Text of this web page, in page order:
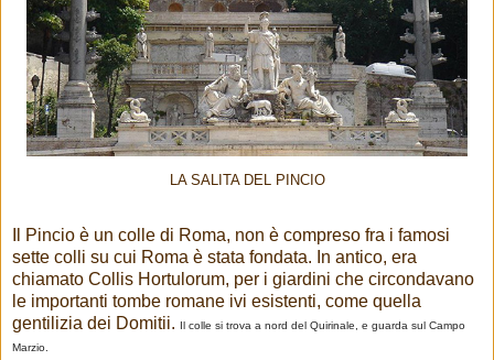
LA SALITA DEL PINCIO
Il Pincio è un colle di Roma, non è compreso fra i famosi
sette colli su cui Roma è stata fondata. In antico, era
chiamato Collis Hortulorum, per i giardini che circondavano
le importanti tombe romane ivi esistenti, come quella
gentilizia dei Domitii. Il colle si trova a nord del Quirinale, e guarda sul Campo
Marzio.